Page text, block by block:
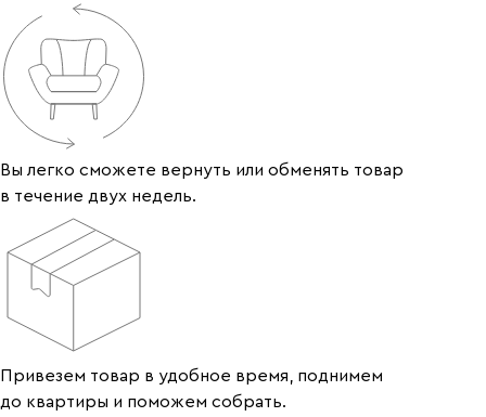
Вы легко сможете вернуть или обменять товар
в течение двух недель.
Привезем товар в удобное время, поднимем
до квартиры и поможем собрать.